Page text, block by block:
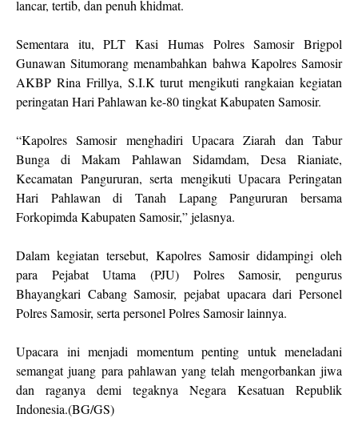
lancar, tertib, dan penuh khidmat.
Sementara itu, PLT Kasi Humas Polres Samosir Brigpol
Gunawan Situmorang menambahkan bahwa Kapolres Samosir
AKBP Rina Frillya, S.I.K turut mengikuti rangkaian kegiatan
peringatan Hari Pahlawan ke-80 tingkat Kabupaten Samosir.
“Kapolres Samosir menghadiri Upacara Ziarah dan Tabur
Bunga di Makam Pahlawan Sidamdam, Desa Rianiate,
Kecamatan Pangururan, serta mengikuti Upacara Peringatan
Hari Pahlawan di Tanah Lapang Pangururan bersama
Forkopimda Kabupaten Samosir,” jelasnya.
Dalam kegiatan tersebut, Kapolres Samosir didampingi oleh
para Pejabat Utama (PJU) Polres Samosir, pengurus
Bhayangkari Cabang Samosir, pejabat upacara dari Personel
Polres Samosir, serta personel Polres Samosir lainnya.
Upacara ini menjadi momentum penting untuk meneladani
semangat juang para pahlawan yang telah mengorbankan jiwa
dan raganya demi tegaknya Negara Kesatuan Republik
Indonesia.(BG/GS)